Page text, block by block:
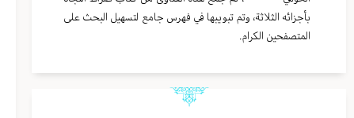
بأجزائه الثلاثة، وتم تبويبها في فهرس جامع لتسهيل البحث على
المتصفحين الكرام.